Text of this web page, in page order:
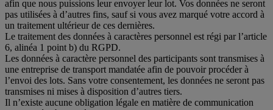
afin que nous puissions leur envoyer leur lot. Vos données ne seront
pas utilisées à d’autres fins, sauf si vous avez marqué votre accord à
un traitement ultérieur de ces dernières.
Le traitement des données à caractères personnel est régi par l’article
6, alinéa 1 point b) du RGPD.
Les données à caractère personnel des participants sont transmises à
une entreprise de transport mandatée afin de pouvoir procéder à
l’envoi des lots. Sans votre consentement, les données ne seront pas
transmises ni mises à disposition d’autres tiers.
Il n’existe aucune obligation légale en matière de communication